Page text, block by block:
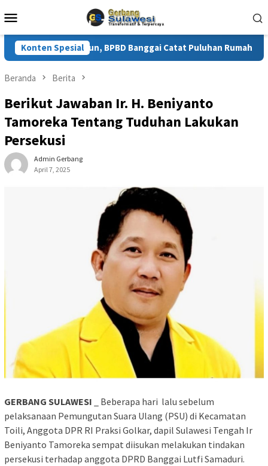
ke
Mobile
Konten Spesial
Tiga Tahun, BPBD Banggai Catat Puluhan Rumah Warga
Beranda Berita
Berikut Jawaban Ir. H. Beniyanto
Tamoreka Tentang Tuduhan Lakukan
Persekusi
Admin Gerbang
April 7, 2025
GERBANG SULAWESI _ Beberapa hari lalu sebelum
pelaksanaan Pemungutan Suara Ulang (PSU) di Kecamatan
Toili, Anggota DPR RI Praksi Golkar, dapil Sulawesi Tengah Ir
Beniyanto Tamoreka sempat diisukan melakukan tindakan
persekusi terhadap anggota DPRD Banggai Lutfi Samaduri.